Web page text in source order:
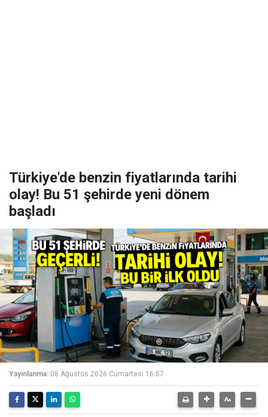
Türkiye'de benzin fiyatlarında tarihi
olay! Bu 51 şehirde yeni dönem
başladı
Yayınlanma: 08 Ağustos 2026 Cumartesi 16:57